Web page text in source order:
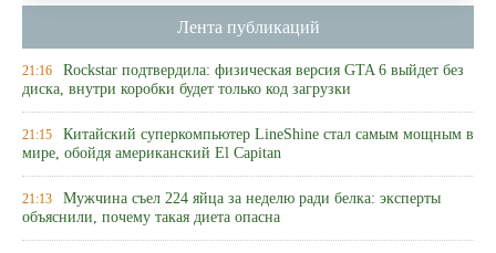
Лента публикаций
21:16 Rockstar подтвердила: физическая версия GTA 6 выйдет без
диска, внутри коробки будет только код загрузки
21:15 Китайский суперкомпьютер LineShine стал самым мощным в
мире, обойдя американский El Capitan
21:13 Мужчина съел 224 яйца за неделю ради белка: эксперты
объяснили, почему такая диета опасна